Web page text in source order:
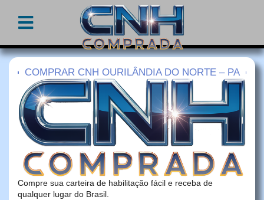
COMPRAR CNH OURILÂNDIA DO NORTE – PA
Compre sua carteira de habilitação fácil e receba de
qualquer lugar do Brasil.